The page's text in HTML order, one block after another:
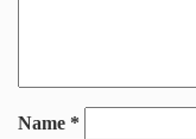
Name *